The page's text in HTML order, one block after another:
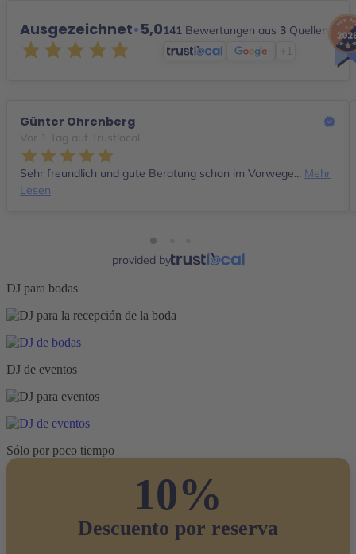
Ausgezeichnet•5,0141 Bewertungen aus 3 Quellen
+1
Günter Ohrenberg
Vor 1 Tag auf Trustlocal
Sehr freundlich und gute Beratung schon im Vorwege... Mehr
Lesen
provided by
DJ para bodas
DJ de eventos
Sólo por poco tiempo
10%
Descuento por reserva